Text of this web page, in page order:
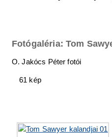
Fotógaléria: Tom
O. Jakócs Péter fotói
61 kép